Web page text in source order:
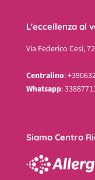
L'eccellenza al
Via Federico Cesi,
Centralino:
Whatsapp:
Siamo Centro